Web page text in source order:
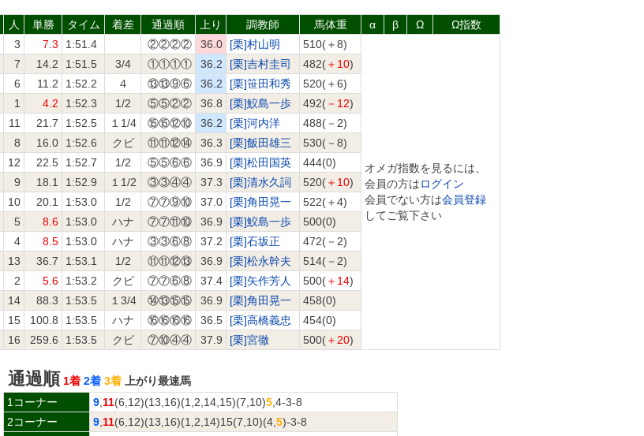
人 単勝 タイム 着差 通過順 上り 調教師 馬体重 α β Ω
Ω指数
3 7.3 1:51.4 ②②②② 36.0 [栗]村山明 510(＋8)
オメガ指数を見るには、
会員の方はログイン
会員でない方は会員登録
してご覧下さい
7 14.2 1:51.5 3/4 ①①①① 36.2 [栗]吉村圭司 482(＋10)
6 11.2 1:52.2 ４ ⑬⑬⑨⑥ 36.2 [栗]笹田和秀
520(＋6)
1 4.2 1:52.3 1/2 ⑤⑤②② 36.8 [栗]鮫島一歩 492( －12)
11 21.7 1:52.5 １1/4 ⑮⑮⑫⑩ 36.2 [栗]河内洋
488(－2)
8 16.0 1:52.6 クビ ⑪⑪⑫⑭ 36.3 [栗]飯田雄三
530(－8)
12 22.5 1:52.7 1/2 ⑤⑤⑥⑥ 36.9 [栗]松田国英
444(0)
9 18.1 1:52.9 １1/2 ③③④④ 37.3 [栗]清水久詞 520(＋10)
10 20.1 1:53.0 1/2 ⑦⑦⑨⑩ 37.0 [栗]角田晃一
522(＋4)
5 8.6 1:53.0 ハナ ⑦⑦⑪⑩ 36.9 [栗]鮫島一歩
500(0)
4 8.5 1:53.0 ハナ ③③⑥⑧ 37.2 [栗]石坂正
472(－2)
13 36.7 1:53.1 1/2 ⑪⑪⑫⑬ 36.9 [栗]松永幹夫
514(－2)
2 5.6 1:53.2 クビ ⑦⑦⑥⑧ 37.4 [栗]矢作芳人 500(＋14)
14 88.3 1:53.5 １3/4 ⑭⑬⑮⑮ 36.9 [栗]角田晃一
458(0)
15 100.8 1:53.5 ハナ ⑯⑯⑯⑯ 36.5 [栗]高橋義忠
454(0)
16 259.6 1:53.5 クビ ⑦⑩④④ 37.9 [栗]宮徹 500(＋20)
通過順 1着 2着 3着
上がり最速馬
1コーナー
9 11(6,12)(13,16)(1,2,14,15)(7,10)5 ,4-3-8
2コーナー
9 11(6,12)(13,16)(1,2,14)15(7,10)(4, 5)-3-8